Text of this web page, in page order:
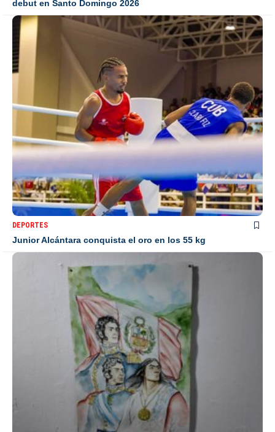
debut en Santo Domingo 2026
DEPORTES
Junior Alcántara conquista el oro en los 55 kg